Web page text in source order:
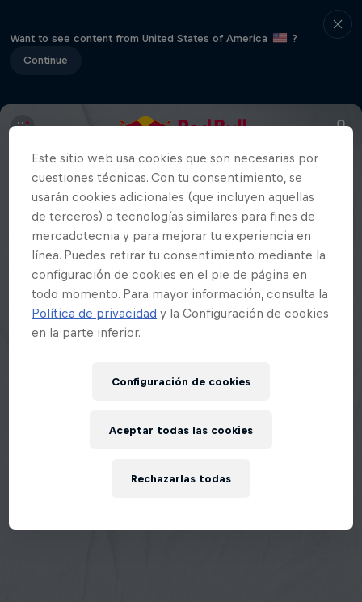
Want to see content from United States of America
?
Continue
Este sitio web usa cookies que son necesarias por
cuestiones técnicas. Con tu consentimiento, se
usarán cookies adicionales (que incluyen aquellas
de terceros) o tecnologías similares para fines de
mercadotecnia y para mejorar tu experiencia en
línea. Puedes retirar tu consentimiento mediante la
configuración de cookies en el pie de página en
todo momento. Para mayor información, consulta la
Política de privacidad y la Configuración de cookies
en la parte inferior.
Configuración de cookies
Rechazarlas todas
Aceptar todas las cookies